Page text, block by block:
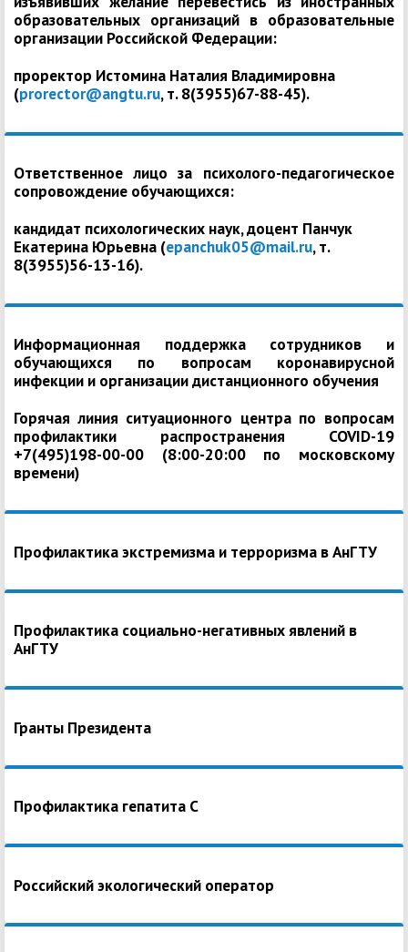
образовательных организаций в образовательные
организации Российской Федерации:
проректор Истомина Наталия Владимировна
(prorector@angtu.ru, т. 8(3955)67-88-45).
Ответственное лицо за психолого-педагогическое
сопровождение обучающихся:
кандидат психологических наук, доцент Панчук
Екатерина Юрьевна (epanchuk05@mail.ru, т.
8(3955)56-13-16).
Информационная поддержка сотрудников и
обучающихся по вопросам коронавирусной
инфекции и организации дистанционного обучения
Горячая линия ситуационного центра по вопросам
профилактики распространения COVID-19
+7(495)198-00-00 (8:00-20:00 по московскому
времени)
Профилактика экстремизма и терроризма в АнГТУ
Профилактика социально-негативных явлений в
АнГТУ
Гранты Президента
Профилактика гепатита С
Российский экологический оператор